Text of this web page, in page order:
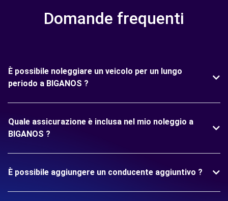
Domande frequenti
È possibile noleggiare un veicolo per un lungo
periodo a BIGANOS ?
Quale assicurazione è inclusa nel mio noleggio a
BIGANOS ?
È possibile aggiungere un conducente aggiuntivo ?